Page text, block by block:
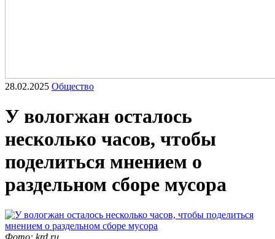
28.02.2025 Общество
У вологжан осталось
несколько часов, чтобы
поделиться мнением о
раздельном сборе мусора
Фото: krd.ru